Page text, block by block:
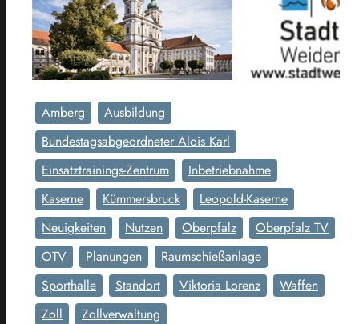
Amberg
Ausbildung
Bundestagsabgeordneter Alois Karl
Einsatztrainings-Zentrum
Inbetriebnahme
Kaserne
Kümmersbruck
Leopold-Kaserne
Neuigkeiten
Nutzen Oberpfalz
Oberpfalz TV
OTV
Planungen
Raumschießanlage
Sporthalle
Standort Viktoria Lorenz
Waffen
Zoll
Zollverwaltung